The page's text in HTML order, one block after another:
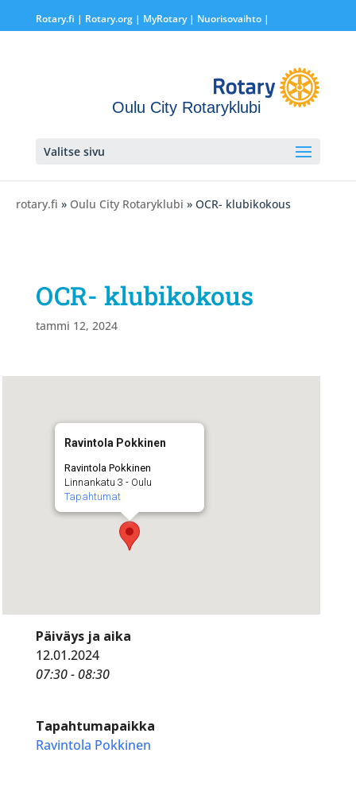
Rotary.fi | Rotary.org| MyRotary | Nuorisovaihto|
Oulu City Rotaryklubi
Valitse sivu
rotary.fi » Oulu City Rotaryklubi » OCR- klubikokous
OCR- klubikokous
tammi 12, 2024
Ravintola Pokkinen
Ravintola Pokkinen
Linnankatu 3 - Oulu
Tapahtumat
Päiväys ja aika
12.01.2024
07:30 - 08:30
Tapahtumapaikka
Ravintola Pokkinen